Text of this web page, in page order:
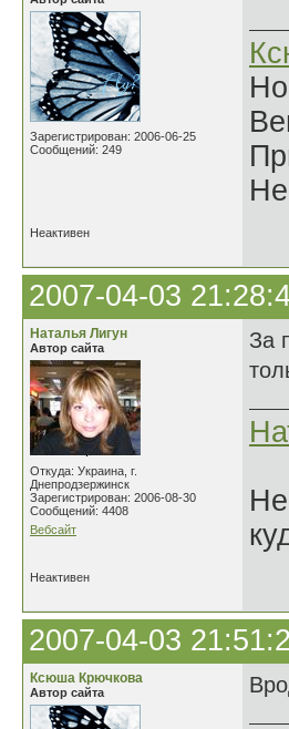
Зарегистрирован: 2006-06-25
Сообщений: 249
Неактивен
2007-04-03
Наталья Лигун
Автор сайта
Откуда: Украина, г.
Днепродзержинск
Зарегистрирован: 2006-08-30
Сообщений: 4408
Вебсайт
За
Неактивен
2007-04-03
Ксюша Крючкова
Автор сайта